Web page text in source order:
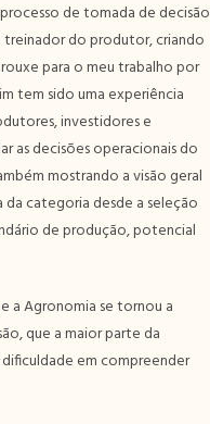
de tomada de decisão
treinador do produtor, criando
para o meu trabalho por
tem sido uma experiência
investidores e
as decisões operacionais do
mostrando a visão geral
categoria desde a seleção
de produção, potencial
a Agronomia se tornou a
que a maior parte da
em compreender